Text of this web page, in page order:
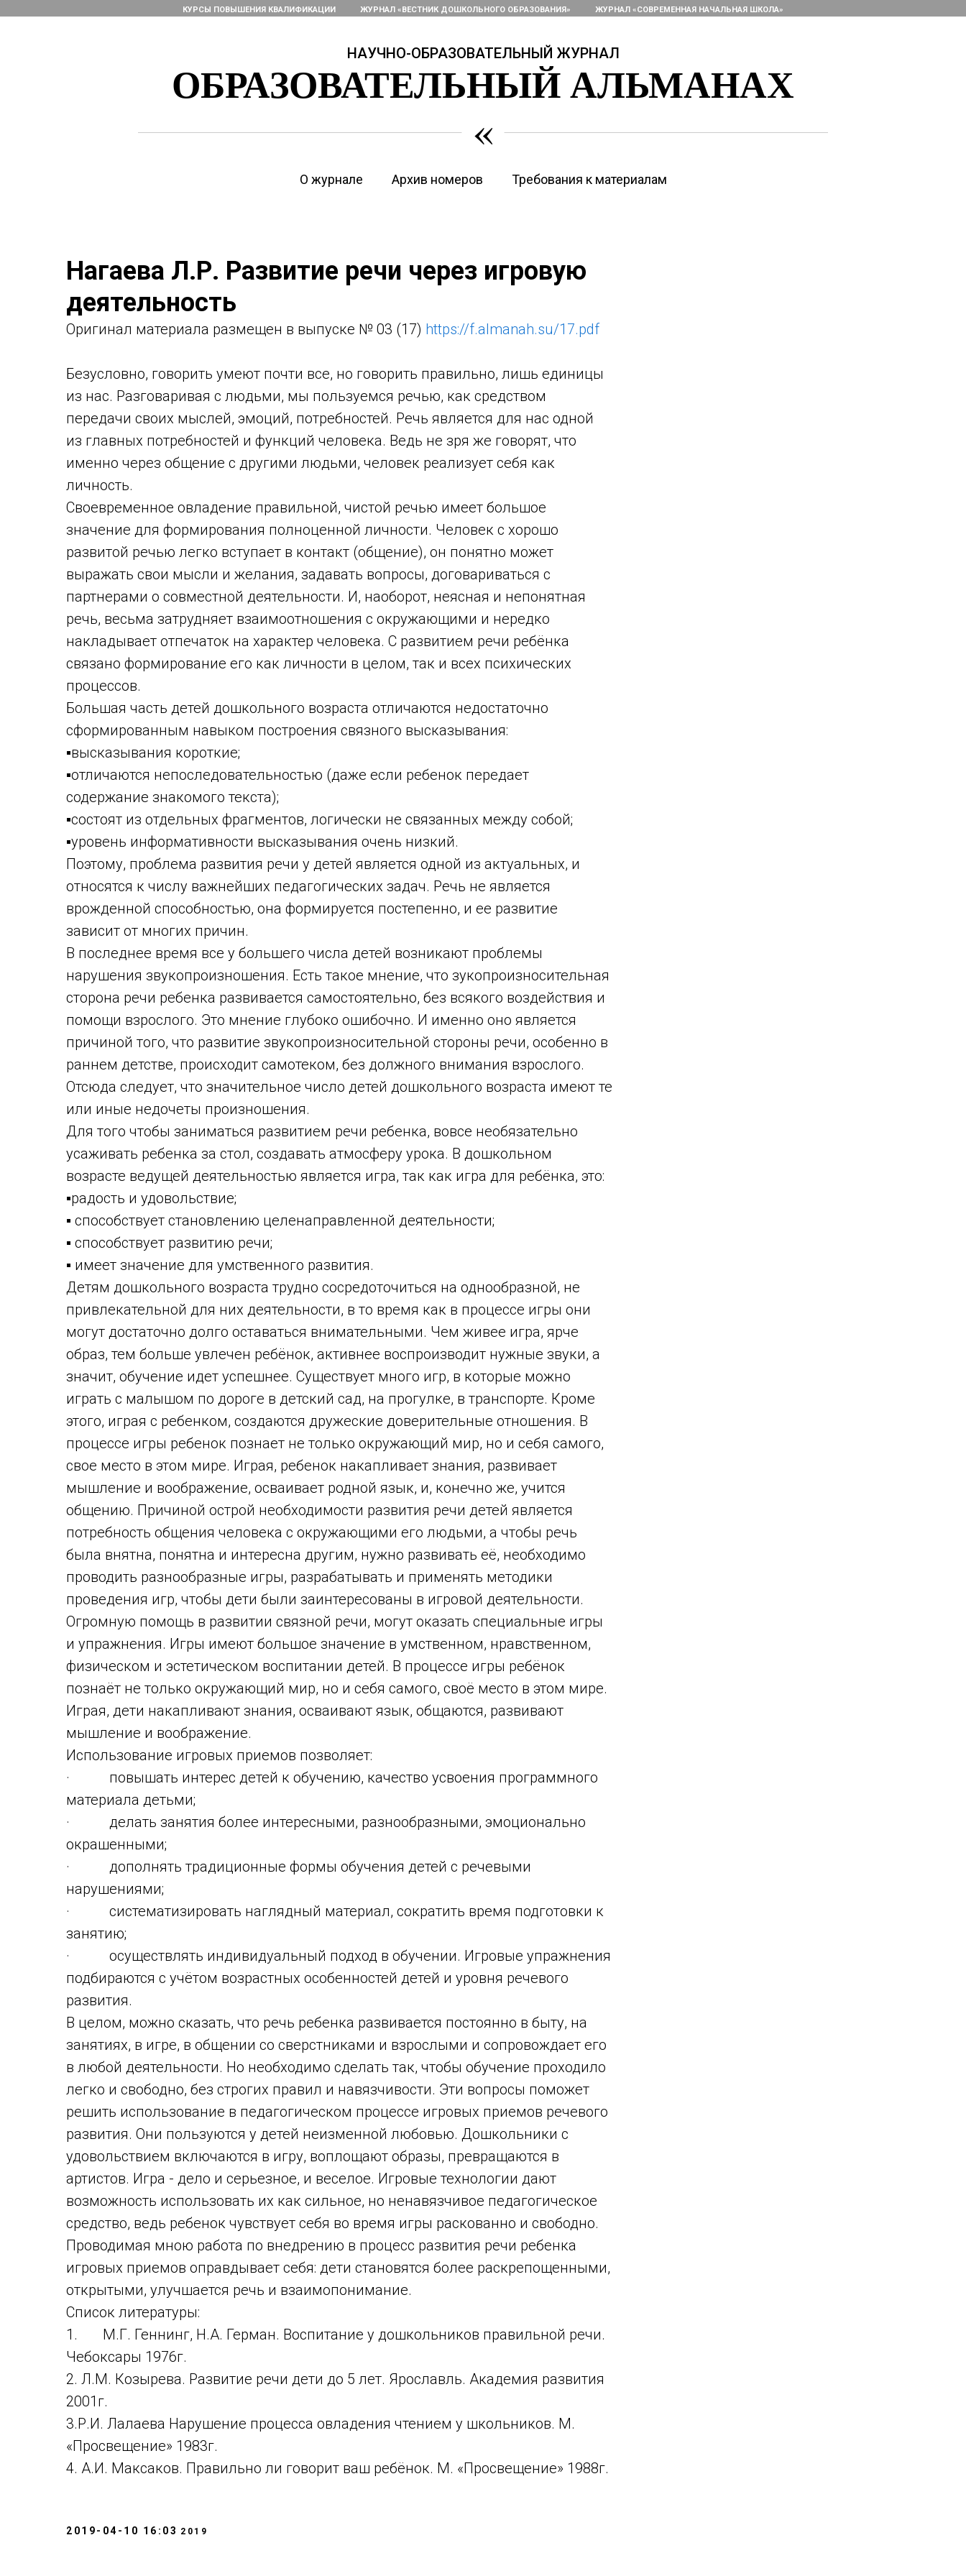
КУРСЫ ПОВЫШЕНИЯ КВАЛИФИКАЦИИ ЖУРНАЛ «ВЕСТНИК ДОШКОЛЬНОГО ОБРАЗОВАНИЯ» ЖУРНАЛ «СОВРЕМЕННАЯ НАЧАЛЬНАЯ ШКОЛА»
НАУЧНО-ОБРАЗОВАТЕЛЬНЫЙ ЖУРНАЛ
ОБРАЗОВАТЕЛЬНЫЙ АЛЬМАНАХ
«
О журнале Архив номеров Требования к материалам
Нагаева Л.Р. Развитие речи через игровую
деятельность
Оригинал материала размещен в выпуске № 03 (17) https://f.almanah.su/17.pdf
Безусловно, говорить умеют почти все, но говорить правильно, лишь единицы
из нас. Разговаривая с людьми, мы пользуемся речью, как средством
передачи своих мыслей, эмоций, потребностей. Речь является для нас одной
из главных потребностей и функций человека. Ведь не зря же говорят, что
именно через общение с другими людьми, человек реализует себя как
личность.
Своевременное овладение правильной, чистой речью имеет большое
значение для формирования полноценной личности. Человек с хорошо
развитой речью легко вступает в контакт (общение), он понятно может
выражать свои мысли и желания, задавать вопросы, договариваться с
партнерами о совместной деятельности. И, наоборот, неясная и непонятная
речь, весьма затрудняет взаимоотношения с окружающими и нередко
накладывает отпечаток на характер человека. С развитием речи ребёнка
связано формирование его как личности в целом, так и всех психических
процессов.
Большая часть детей дошкольного возраста отличаются недостаточно
сформированным навыком построения связного высказывания:
▪высказывания короткие;
▪отличаются непоследовательностью (даже если ребенок передает
содержание знакомого текста);
▪состоят из отдельных фрагментов, логически не связанных между собой;
▪уровень информативности высказывания очень низкий.
Поэтому, проблема развития речи у детей является одной из актуальных, и
относятся к числу важнейших педагогических задач. Речь не является
врожденной способностью, она формируется постепенно, и ее развитие
зависит от многих причин.
В последнее время все у большего числа детей возникают проблемы
нарушения звукопроизношения. Есть такое мнение, что зукопроизносительная
сторона речи ребенка развивается самостоятельно, без всякого воздействия и
помощи взрослого. Это мнение глубоко ошибочно. И именно оно является
причиной того, что развитие звукопроизносительной стороны речи, особенно в
раннем детстве, происходит самотеком, без должного внимания взрослого.
Отсюда следует, что значительное число детей дошкольного возраста имеют те
или иные недочеты произношения.
Для того чтобы заниматься развитием речи ребенка, вовсе необязательно
усаживать ребенка за стол, создавать атмосферу урока. В дошкольном
возрасте ведущей деятельностью является игра, так как игра для ребёнка, это:
▪радость и удовольствие;
▪ способствует становлению целенаправленной деятельности;
▪ способствует развитию речи;
▪ имеет значение для умственного развития.
Детям дошкольного возраста трудно сосредоточиться на однообразной, не
привлекательной для них деятельности, в то время как в процессе игры они
могут достаточно долго оставаться внимательными. Чем живее игра, ярче
образ, тем больше увлечен ребёнок, активнее воспроизводит нужные звуки, а
значит, обучение идет успешнее. Существует много игр, в которые можно
играть с малышом по дороге в детский сад, на прогулке, в транспорте. Кроме
этого, играя с ребенком, создаются дружеские доверительные отношения. В
процессе игры ребенок познает не только окружающий мир, но и себя самого,
свое место в этом мире. Играя, ребенок накапливает знания, развивает
мышление и воображение, осваивает родной язык, и, конечно же, учится
общению. Причиной острой необходимости развития речи детей является
потребность общения человека с окружающими его людьми, а чтобы речь
была внятна, понятна и интересна другим, нужно развивать её, необходимо
проводить разнообразные игры, разрабатывать и применять методики
проведения игр, чтобы дети были заинтересованы в игровой деятельности.
Огромную помощь в развитии связной речи, могут оказать специальные игры
и упражнения. Игры имеют большое значение в умственном, нравственном,
физическом и эстетическом воспитании детей. В процессе игры ребёнок
познаёт не только окружающий мир, но и себя самого, своё место в этом мире.
Играя, дети накапливают знания, осваивают язык, общаются, развивают
мышление и воображение.
Использование игровых приемов позволяет:
· повышать интерес детей к обучению, качество усвоения программного
материала детьми;
· делать занятия более интересными, разнообразными, эмоционально
окрашенными;
· дополнять традиционные формы обучения детей с речевыми
нарушениями;
· систематизировать наглядный материал, сократить время подготовки к
занятию;
· осуществлять индивидуальный подход в обучении. Игровые упражнения
подбираются с учётом возрастных особенностей детей и уровня речевого
развития.
В целом, можно сказать, что речь ребенка развивается постоянно в быту, на
занятиях, в игре, в общении со сверстниками и взрослыми и сопровождает его
в любой деятельности. Но необходимо сделать так, чтобы обучение проходило
легко и свободно, без строгих правил и навязчивости. Эти вопросы поможет
решить использование в педагогическом процессе игровых приемов речевого
развития. Они пользуются у детей неизменной любовью. Дошкольники с
удовольствием включаются в игру, воплощают образы, превращаются в
артистов. Игра - дело и серьезное, и веселое. Игровые технологии дают
возможность использовать их как сильное, но ненавязчивое педагогическое
средство, ведь ребенок чувствует себя во время игры раскованно и свободно.
Проводимая мною работа по внедрению в процесс развития речи ребенка
игровых приемов оправдывает себя: дети становятся более раскрепощенными,
открытыми, улучшается речь и взаимопонимание.
Список литературы:
1. М.Г. Геннинг, Н.А. Герман. Воспитание у дошкольников правильной речи.
Чебоксары 1976г.
2. Л.М. Козырева. Развитие речи дети до 5 лет. Ярославль. Академия развития
2001г.
3.Р.И. Лалаева Нарушение процесса овладения чтением у школьников. М.
«Просвещение» 1983г.
4. А.И. Максаков. Правильно ли говорит ваш ребёнок. М. «Просвещение» 1988г.
2019-04-10 16:03 2019